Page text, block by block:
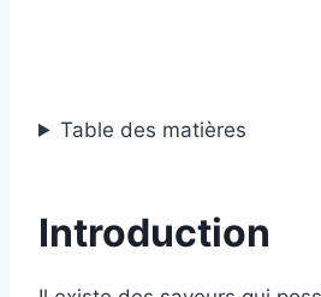
Table des matières
Introduction